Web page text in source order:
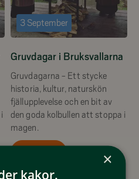
3 September
Gruvdagar i Bruksvallarna
Gruvdagarna - Ett stycke
historia, kultur, naturskön
fjällupplevelse och en bit av
den goda kolbullen att stoppa i
magen.
×
kakor.